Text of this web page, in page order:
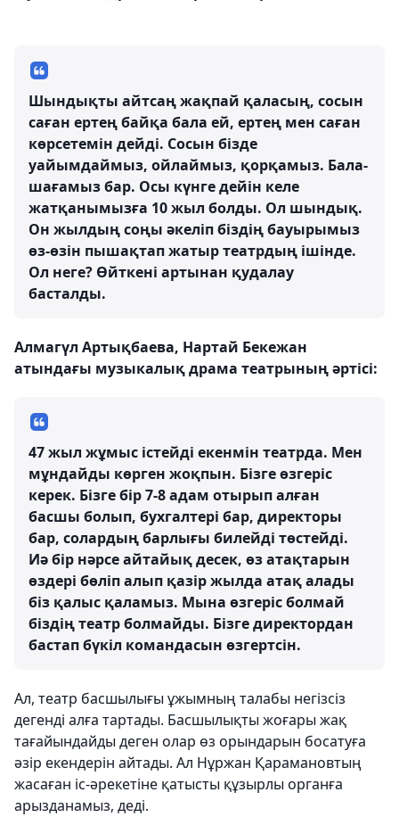
Шындықты айтсаң жақпай қаласың, сосын
саған ертең байқа бала ей, ертең мен саған
көрсетемін дейді. Сосын бізде
уайымдаймыз, ойлаймыз, қорқамыз. Бала-
шағамыз бар. Осы күнге дейін келе
жатқанымызға 10 жыл болды. Ол шындық.
Он жылдың соңы әкеліп біздің бауырымыз
өз-өзін пышақтап жатыр театрдың ішінде.
Ол неге? Өйткені артынан қудалау
басталды.
Алмагүл Артықбаева, Нартай Бекежан
атындағы музыкалық драма театрының әртісі:
47 жыл жұмыс істейді екенмін театрда. Мен
мұндайды көрген жоқпын. Бізге өзгеріс
керек. Бізге бір 7-8 адам отырып алған
басшы болып, бухгалтері бар, директоры
бар, солардың барлығы билейді төстейді.
Иә бір нәрсе айтайық десек, өз атақтарын
өздері бөліп алып қазір жылда атақ алады
біз қалыс қаламыз. Мына өзгеріс болмай
біздің театр болмайды. Бізге директордан
бастап бүкіл командасын өзгертсін.
Ал, театр басшылығы ұжымның талабы негізсіз
дегенді алға тартады. Басшылықты жоғары жақ
тағайындайды деген олар өз орындарын босатуға
әзір екендерін айтады. Ал Нұржан Қарамановтың
жасаған іс-әрекетіне қатысты құзырлы органға
арызданамыз, деді.